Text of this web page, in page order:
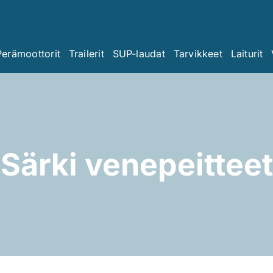
Trailerit SUP-laudat Tarvikkeet Laiturit
Särki venepeitteet